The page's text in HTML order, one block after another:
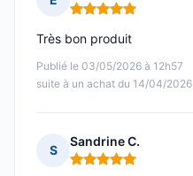
Note : 5 sur 5
Publié le 03/05/2026 à 12h57
suite à un achat du 14/04/2026
Très bon produit
S
Sandrine C.
Note : 5 sur 5